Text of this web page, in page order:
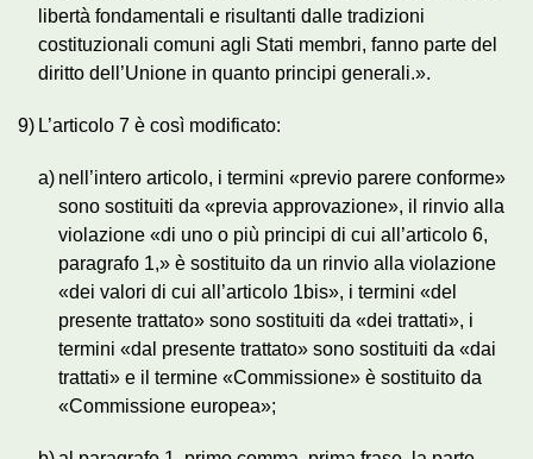
libertà fondamentali e risultanti dalle tradizioni
costituzionali comuni agli Stati membri, fanno parte del
diritto dell’Unione in quanto principi generali.».
9) L’articolo 7 è così modificato:
a) nell’intero articolo, i termini «previo parere conforme»
sono sostituiti da «previa approvazione», il rinvio alla
violazione «di uno o più principi di cui all’articolo 6,
paragrafo 1,» è sostituito da un rinvio alla violazione
«dei valori di cui all’articolo 1bis», i termini «del
presente trattato» sono sostituiti da «dei trattati», i
termini «dal presente trattato» sono sostituiti da «dai
trattati» e il termine «Commissione» è sostituito da
«Commissione europea»;